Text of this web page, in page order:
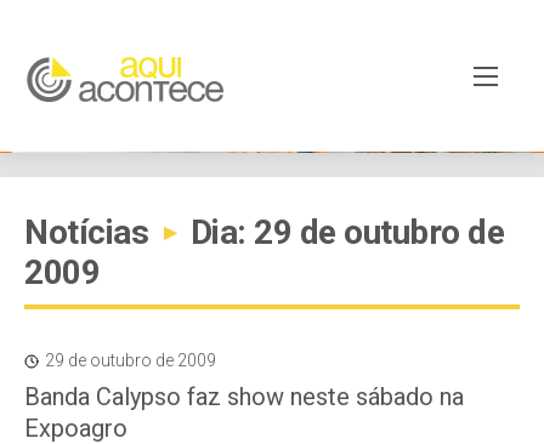
Notícias ▸
Dia: 29 de outubro de
2009
29 de outubro de 2009
Banda Calypso faz show neste sábado na
Expoagro